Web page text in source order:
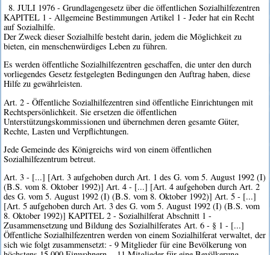
8. JULI 1976 - Grundlagengesetz über die öffentlichen Sozialhilfezentren
KAPITEL 1 - Allgemeine Bestimmungen Artikel 1 - Jeder hat ein Recht
auf Sozialhilfe.
Der Zweck dieser Sozialhilfe besteht darin, jedem die Möglichkeit zu
bieten, ein menschenwürdiges Leben zu führen.
Es werden öffentliche Sozialhilfezentren geschaffen, die unter den durch
vorliegendes Gesetz festgelegten Bedingungen den Auftrag haben, diese
Hilfe zu gewährleisten.
Art. 2 - Öffentliche Sozialhilfezentren sind öffentliche Einrichtungen mit
Rechtspersönlichkeit. Sie ersetzen die öffentlichen
Unterstützungskommissionen und übernehmen deren gesamte Güter,
Rechte, Lasten und Verpflichtungen.
Jede Gemeinde des Königreichs wird von einem öffentlichen
Sozialhilfezentrum betreut.
Art. 3 - [...] [Art. 3 aufgehoben durch Art. 1 des G. vom 5. August 1992 (I)
(B.S. vom 8. Oktober 1992)] Art. 4 - [...] [Art. 4 aufgehoben durch Art. 2
des G. vom 5. August 1992 (I) (B.S. vom 8. Oktober 1992)] Art. 5 - [...]
[Art. 5 aufgehoben durch Art. 3 des G. vom 5. August 1992 (I) (B.S. vom
8. Oktober 1992)] KAPITEL 2 - Sozialhilferat Abschnitt 1 -
Zusammensetzung und Bildung des Sozialhilferates Art. 6 - § 1 - [...]
Öffentliche Sozialhilfezentren werden von einem Sozialhilferat verwaltet, der
sich wie folgt zusammensetzt: - 9 Mitglieder für eine Bevölkerung von